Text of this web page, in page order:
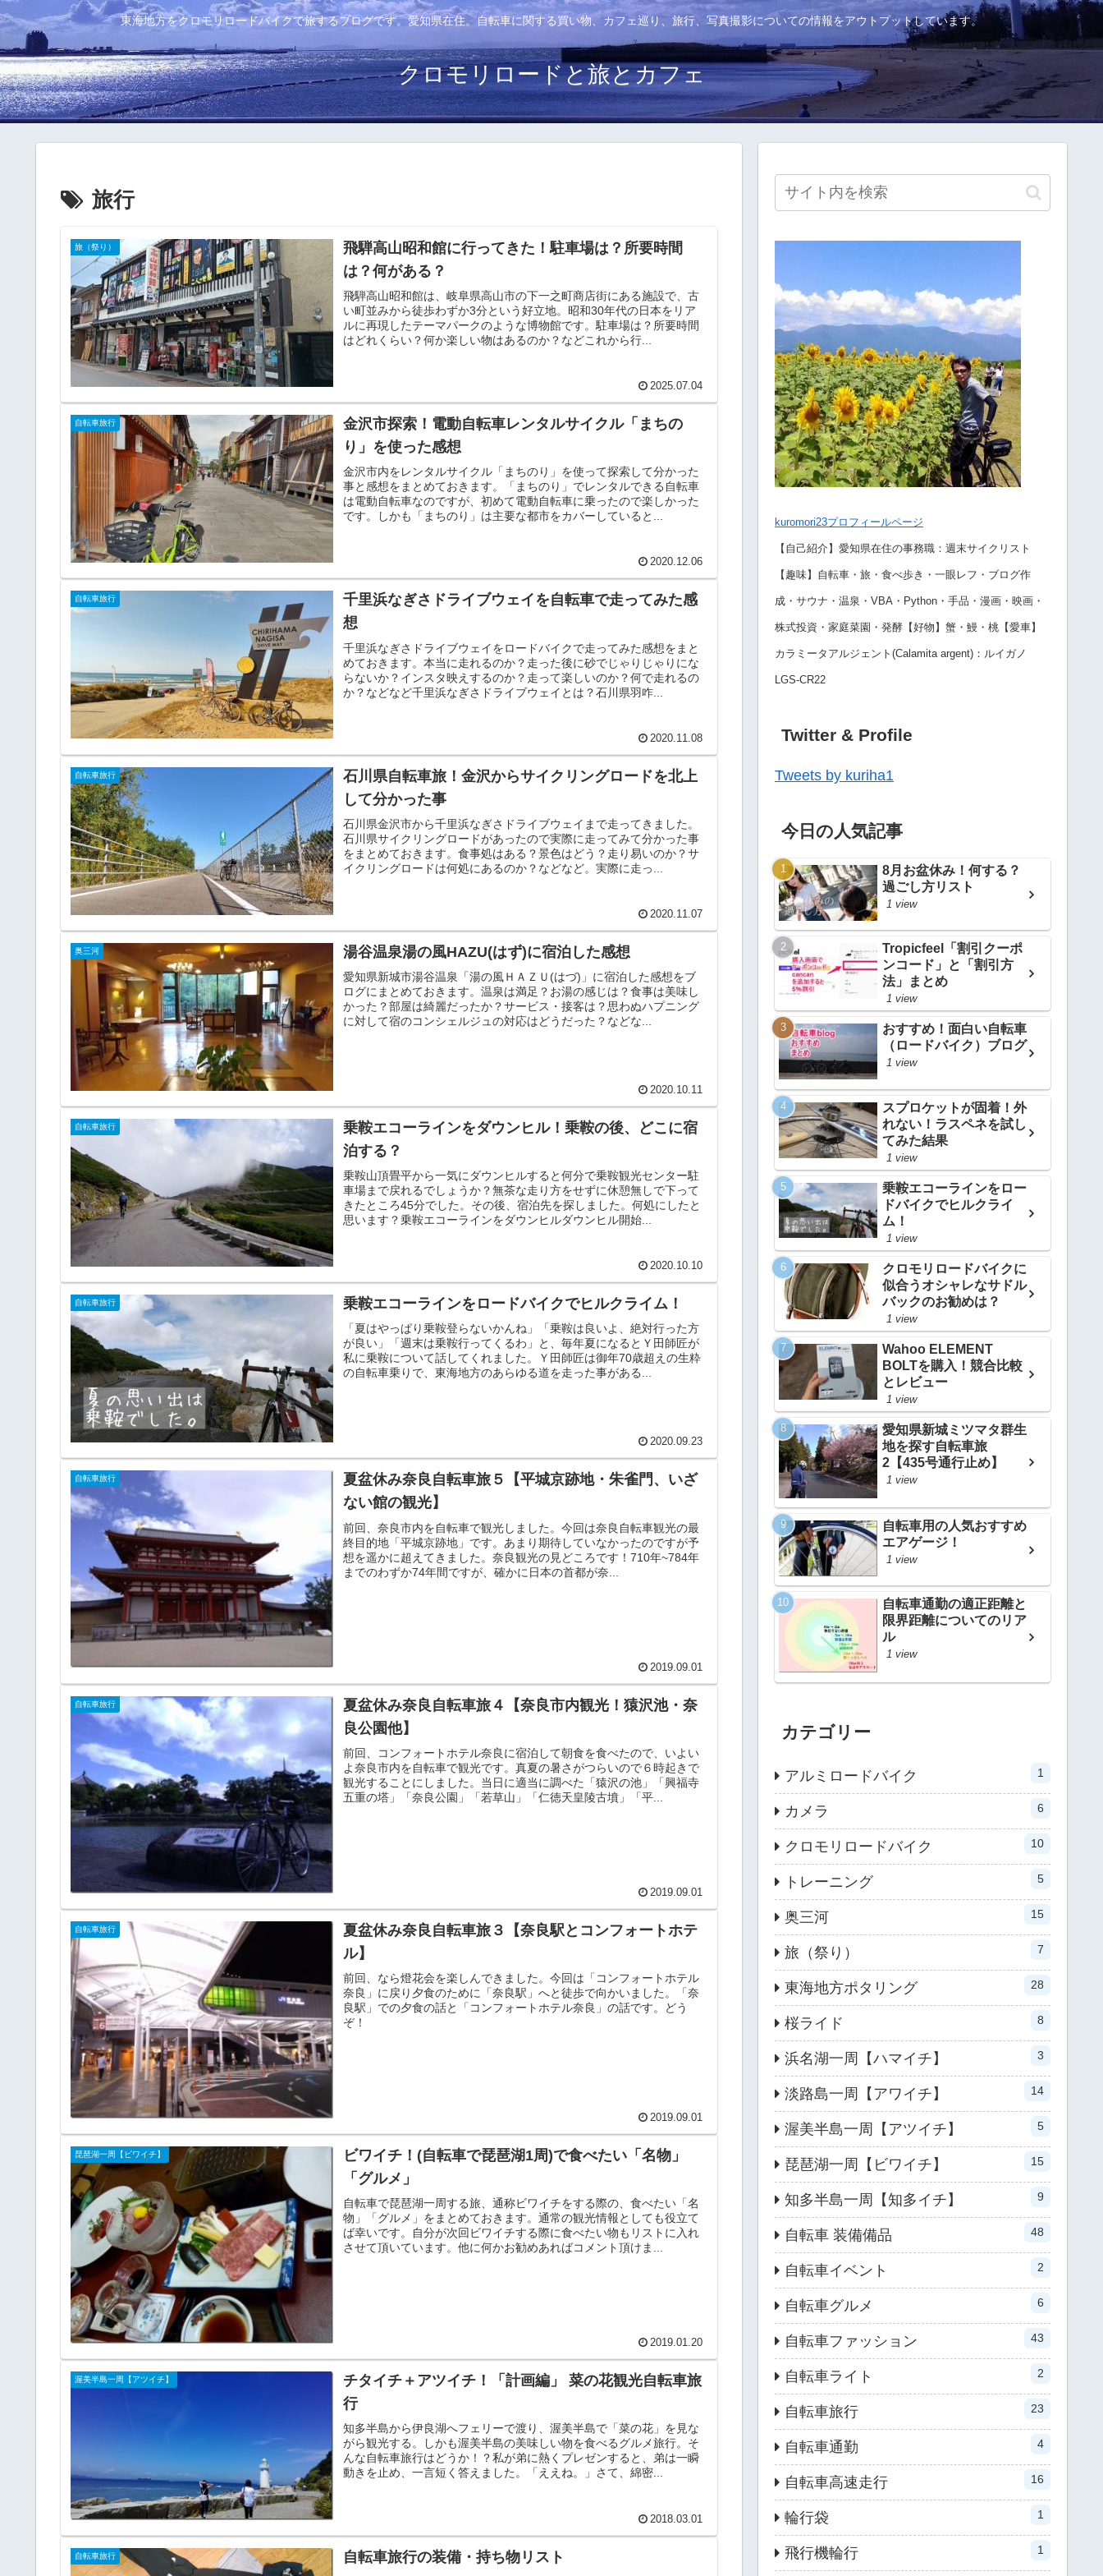
東海地方をクロモリロードバイクで旅するブログです。愛知県在住。自転車に関する買い物、カフェ巡り、旅行、写真撮影についての情報をアウトプットしています。
クロモリロードと旅とカフェ
旅行
旅（祭り）
飛騨高山昭和館に行ってきた！駐車場は？所要時間
は？何がある？
飛騨高山昭和館は、岐阜県高山市の下一之町商店街にある施設で、古
い町並みから徒歩わずか3分という好立地。昭和30年代の日本をリア
ルに再現したテーマパークのような博物館です。駐車場は？所要時間
はどれくらい？何か楽しい物はあるのか？などこれから行...
2025.07.04
自転車旅行
金沢市探索！電動自転車レンタルサイクル「まちの
り」を使った感想
金沢市内をレンタルサイクル「まちのり」を使って探索して分かった
事と感想をまとめておきます。「まちのり」でレンタルできる自転車
は電動自転車なのですが、初めて電動自転車に乗ったので楽しかった
です。しかも「まちのり」は主要な都市をカバーしていると...
2020.12.06
自転車旅行
千里浜なぎさドライブウェイを自転車で走ってみた感
想
千里浜なぎさドライブウェイをロードバイクで走ってみた感想をまと
めておきます。本当に走れるのか？走った後に砂でじゃりじゃりにな
らないか？インスタ映えするのか？走って楽しいのか？何で走れるの
か？などなど千里浜なぎさドライブウェイとは？石川県羽咋...
2020.11.08
自転車旅行
石川県自転車旅！金沢からサイクリングロードを北上
して分かった事
石川県金沢市から千里浜なぎさドライブウェイまで走ってきました。
石川県サイクリングロードがあったので実際に走ってみて分かった事
をまとめておきます。食事処はある？景色はどう？走り易いのか？サ
イクリングロードは何処にあるのか？などなど。実際に走っ...
2020.11.07
奥三河 湯谷温泉湯の風HAZU(はず)に宿泊した感想
愛知県新城市湯谷温泉「湯の風ＨＡＺＵ(はづ)」に宿泊した感想をブ
ログにまとめておきます。温泉は満足？お湯の感じは？食事は美味し
かった？部屋は綺麗だったか？サービス・接客は？思わぬハプニング
に対して宿のコンシェルジュの対応はどうだった？などな...
2020.10.11
自転車旅行
乗鞍エコーラインをダウンヒル！乗鞍の後、どこに宿
泊する？
乗鞍山頂畳平から一気にダウンヒルすると何分で乗鞍観光センター駐
車場まで戻れるでしょうか？無茶な走り方をせずに休憩無しで下って
きたところ45分でした。その後、宿泊先を探しました。何処にしたと
思います？乗鞍エコーラインをダウンヒルダウンヒル開始...
2020.10.10
自転車旅行 乗鞍エコーラインをロードバイクでヒルクライム！
「夏はやっぱり乗鞍登らないかんね」「乗鞍は良いよ、絶対行った方
が良い」「週末は乗鞍行ってくるわ」と、毎年夏になるとＹ田師匠が
私に乗鞍について話してくれました。Ｙ田師匠は御年70歳超えの生粋
の自転車乗りで、東海地方のあらゆる道を走った事がある...
2020.09.23
自転車旅行
夏盆休み奈良自転車旅５【平城京跡地・朱雀門、いざ
ない館の観光】
前回、奈良市内を自転車で観光しました。今回は奈良自転車観光の最
終目的地「平城京跡地」です。あまり期待していなかったのですが予
想を遥かに超えてきました。奈良観光の見どころです！710年~784年
までのわずか74年間ですが、確かに日本の首都が奈...
2019.09.01
自転車旅行
夏盆休み奈良自転車旅４【奈良市内観光！猿沢池・奈
良公園他】
前回、コンフォートホテル奈良に宿泊して朝食を食べたので、いよい
よ奈良市内を自転車で観光です。真夏の暑さがつらいので６時起きで
観光することにしました。当日に適当に調べた「猿沢の池」「興福寺
五重の塔」「奈良公園」「若草山」「仁徳天皇陵古墳」「平...
2019.09.01
自転車旅行
夏盆休み奈良自転車旅３【奈良駅とコンフォートホテ
ル】
前回、なら燈花会を楽しんできました。今回は「コンフォートホテル
奈良」に戻り夕食のために「奈良駅」へと徒歩で向かいました。「奈
良駅」での夕食の話と「コンフォートホテル奈良」の話です。どう
ぞ！
2019.09.01
琵琶湖一周【ビワイチ】
ビワイチ！(自転車で琵琶湖1周)で食べたい「名物」
「グルメ」
自転車で琵琶湖一周する旅、通称ビワイチをする際の、食べたい「名
物」「グルメ」をまとめておきます。通常の観光情報としても役立て
ば幸いです。自分が次回ビワイチする際に食べたい物もリストに入れ
させて頂いています。他に何かお勧めあればコメント頂けま...
2019.01.20
渥美半島一周【アツイチ】
チタイチ＋アツイチ！「計画編」 菜の花観光自転車旅
行
知多半島から伊良湖へフェリーで渡り、渥美半島で「菜の花」を見な
がら観光する。しかも渥美半島の美味しい物を食べるグルメ旅行。そ
んな自転車旅行はどうか！？私が弟に熱くプレゼンすると、弟は一瞬
動きを止め、一言短く答えました。「ええね。」さて、綿密...
2018.03.01
自転車旅行 自転車旅行の装備・持ち物リスト
kuromori23プロフィールページ
【自己紹介】愛知県在住の事務職：週末サイクリスト
【趣味】自転車・旅・食べ歩き・一眼レフ・ブログ作
成・サウナ・温泉・VBA・Python・手品・漫画・映画・
株式投資・家庭菜園・発酵【好物】蟹・鰻・桃【愛車】
カラミータアルジェント(Calamita argent)：ルイガノ
LGS-CR22
Twitter & Profile
Tweets by kuriha1
今日の人気記事
8月お盆休み！何する？
過ごし方リスト
1 view
Tropicfeel「割引クーポ
ンコード」と「割引方
法」まとめ
1 view
おすすめ！面白い自転車
（ロードバイク）ブログ
1 view
スプロケットが固着！外
れない！ラスペネを試し
てみた結果
1 view
乗鞍エコーラインをロー
ドバイクでヒルクライ
ム！
1 view
クロモリロードバイクに
似合うオシャレなサドル
バックのお勧めは？
1 view
Wahoo ELEMENT
BOLTを購入！競合比較
とレビュー
1 view
愛知県新城ミツマタ群生
地を探す自転車旅
2【435号通行止め】
1 view
自転車用の人気おすすめ
エアゲージ！
1 view
自転車通勤の適正距離と
限界距離についてのリア
ル
1 view
カテゴリー
アルミロードバイク 1
カメラ 6
クロモリロードバイク 10
トレーニング 5
奥三河 15
旅（祭り） 7
東海地方ポタリング 28
桜ライド 8
浜名湖一周【ハマイチ】 3
淡路島一周【アワイチ】 14
渥美半島一周【アツイチ】 5
琵琶湖一周【ビワイチ】 15
知多半島一周【知多イチ】 9
自転車 装備備品 48
自転車イベント 2
自転車グルメ 6
自転車ファッション 43
自転車ライト 2
自転車旅行 23
自転車通勤 4
自転車高速走行 16
輪行袋 1
飛行機輪行 1